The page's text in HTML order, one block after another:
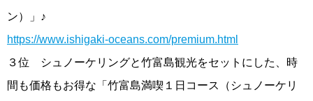
ン）」♪
https://www.ishigaki-oceans.com/premium.html
３位 シュノーケリングと竹富島観光をセットにした、時
間も価格もお得な「竹富島満喫１日コース（シュノーケリ